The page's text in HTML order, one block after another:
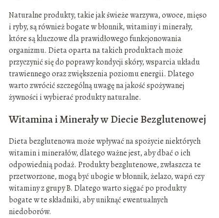
Naturalne produkty, takie jak świeże warzywa, owoce, mięso
i ryby, są również bogate w błonnik, witaminy i minerały,
które są kluczowe dla prawidłowego funkcjonowania
organizmu. Dieta oparta na takich produktach może
przyczynić się do poprawy kondycji skóry, wsparcia układu
trawiennego oraz zwiększenia poziomu energii. Dlatego
warto zwrócić szczególną uwagę na jakość spożywanej
żywności i wybierać produkty naturalne.
Witamina i Minerały w Diecie Bezglutenowej
Dieta bezglutenowa może wpływać na spożycie niektórych
witamin i minerałów, dlatego ważne jest, aby dbać o ich
odpowiednią podaż. Produkty bezglutenowe, zwłaszcza te
przetworzone, mogą być ubogie w błonnik, żelazo, wapń czy
witaminy z grupy B. Dlatego warto sięgać po produkty
bogate w te składniki, aby uniknąć ewentualnych
niedoborów.